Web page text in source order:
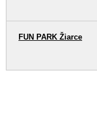
FUN PARK Žiarce